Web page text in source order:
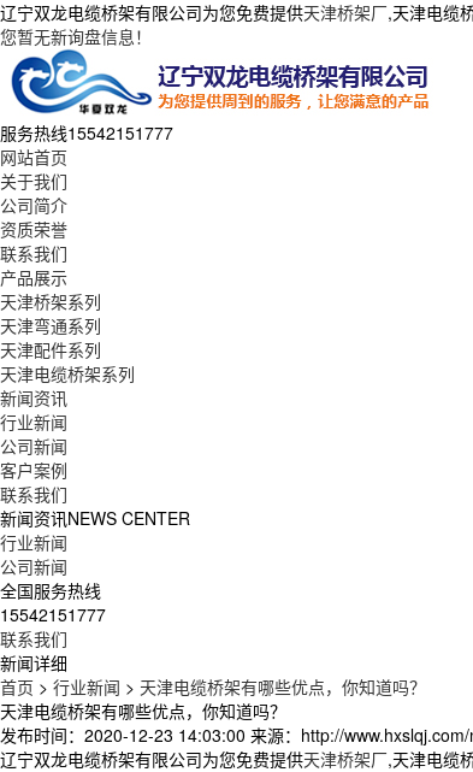
辽宁双龙电缆桥架有限公司为您免费提供天津桥架厂,天津电缆
您暂无新询盘信息！
服务热线15542151777
网站首页
关于我们
公司简介
资质荣誉
联系我们
产品展示
天津桥架系列
天津弯通系列
天津配件系列
天津电缆桥架系列
新闻资讯
行业新闻
公司新闻
客户案例
联系我们
新闻资讯NEWS CENTER
行业新闻
公司新闻
全国服务热线
15542151777
联系我们
新闻详细
首页 > 行业新闻 > 天津电缆桥架有哪些优点，你知道吗？
天津电缆桥架有哪些优点，你知道吗？
发布时间：2020-12-23 14:03:00 来源：http://
辽宁双龙电缆桥架有限公司为您免费提供天津桥架厂,天津电缆